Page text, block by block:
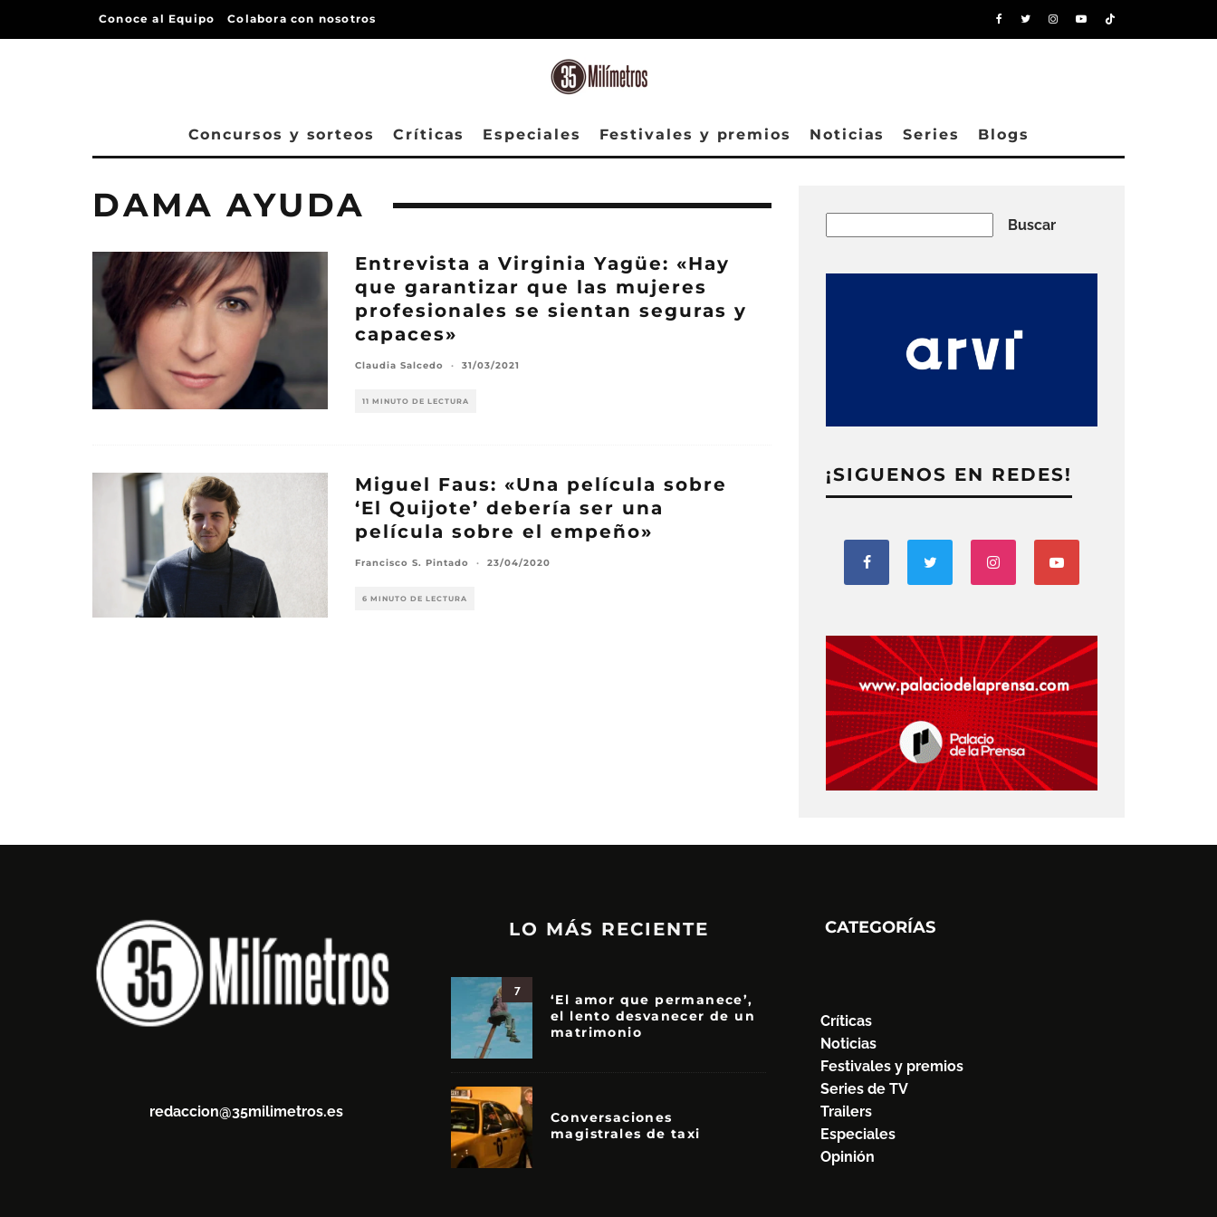
Conoce al Equipo Colabora con nosotros
Concursos y sorteos Críticas Especiales Festivales y premios Noticias Series Blogs
DAMA AYUDA
Entrevista a Virginia Yagüe: «Hay
que garantizar que las mujeres
profesionales se sientan seguras y
capaces»
Claudia Salcedo · 31/03/2021
11 MINUTO DE LECTURA
Miguel Faus: «Una película sobre
‘El Quijote’ debería ser una
película sobre el empeño»
Francisco S. Pintado · 23/04/2020
6 MINUTO DE LECTURA
Buscar
¡SIGUENOS EN REDES!
redaccion@35milimetros.es
LO MÁS RECIENTE
7
‘El amor que permanece’,
el lento desvanecer de un
matrimonio
Conversaciones
magistrales de taxi
CATEGORÍAS
Críticas
Noticias
Festivales y premios
Series de TV
Trailers
Especiales
Opinión